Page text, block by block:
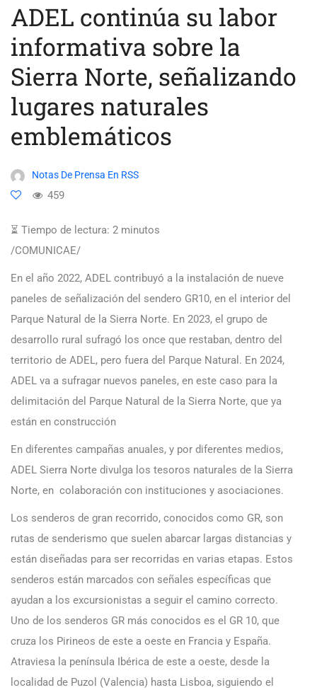
ADEL continúa su labor
informativa sobre la
Sierra Norte, señalizando
lugares naturales
emblemáticos
Notas De Prensa En RSS
459
⏳ Tiempo de lectura: 2 minutos
/COMUNICAE/
En el año 2022, ADEL contribuyó a la instalación de nueve
paneles de señalización del sendero GR10, en el interior del
Parque Natural de la Sierra Norte. En 2023, el grupo de
desarrollo rural sufragó los once que restaban, dentro del
territorio de ADEL, pero fuera del Parque Natural. En 2024,
ADEL va a sufragar nuevos paneles, en este caso para la
delimitación del Parque Natural de la Sierra Norte, que ya
están en construcción
En diferentes campañas anuales, y por diferentes medios,
ADEL Sierra Norte divulga los tesoros naturales de la Sierra
Norte, en colaboración con instituciones y asociaciones.
Los senderos de gran recorrido, conocidos como GR, son
rutas de senderismo que suelen abarcar largas distancias y
están diseñadas para ser recorridas en varias etapas. Estos
senderos están marcados con señales específicas que
ayudan a los excursionistas a seguir el camino correcto.
Uno de los senderos GR más conocidos es el GR 10, que
cruza los Pirineos de este a oeste en Francia y España.
Atraviesa la península Ibérica de este a oeste, desde la
localidad de Puzol (Valencia) hasta Lisboa, siguiendo el